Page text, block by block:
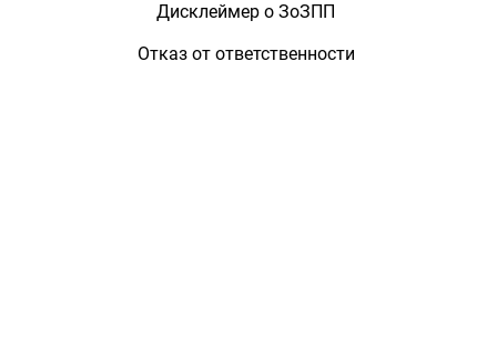
Дисклеймер о ЗоЗПП
Отказ от ответственности